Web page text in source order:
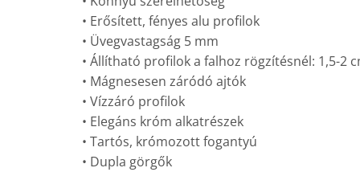
• Erősített, fényes alu profilok
• Üvegvastagság 5 mm
• Állítható profilok a falhoz rögzítésnél: 1,5-2
• Mágnesesen záródó ajtók
• Vízzáró profilok
• Elegáns króm alkatrészek
• Tartós, krómozott fogantyú
• Dupla görgők